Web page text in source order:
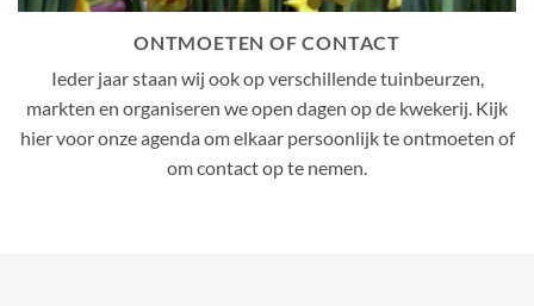
ONTMOETEN OF CONTACT
Ieder jaar staan wij ook op verschillende tuinbeurzen,
markten en organiseren we open dagen op de kwekerij. Kijk
hier voor onze agenda om elkaar persoonlijk te ontmoeten of
om contact op te nemen.